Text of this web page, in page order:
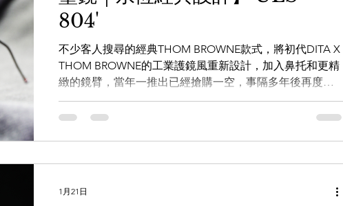
SONS DITA
杉本圭 OLVER PEOPLES 999.9 LEOWL IN EYE
804'
不少客人搜尋的經典THOM BROWNE款式，將初代DITA X
THOM BROWNE的工業護鏡風重新設計，加入鼻托和更精
緻的鏡臂，當年一推出已經搶購一空，事隔多年後再度到
港，讓當年的熱潮，再掀上另一個高峰。 Whatsapp頻道：
https://whatsapp.com/channel/0029VbAZzjEFcowFJw8WV
手造眼鏡專門店】
www.instagram.com/the_WAREHOUSE_optic
1月21日